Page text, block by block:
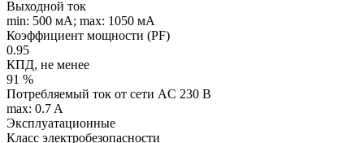
Выходной ток
min: 500 мA; max: 1050 мA
Коэффициент мощности (PF)
0.95
КПД, не менее
91 %
Потребляемый ток от сети AC 230 В
max: 0.7 A
Эксплуатационные
Класс электробезопасности